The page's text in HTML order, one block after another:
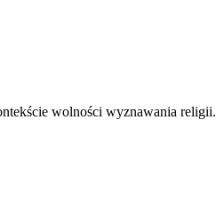
wolności wyznawania religii.